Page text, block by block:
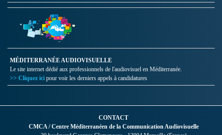
MÉDITERRANÉE AUDIOVISUELLE
Le site internet dédié aux professionnels de l'audiovisuel en Méditerranée.
>> Cliquez ici pour voir les derniers appels à candidatures
CONTACT
CMCA / Centre Méditerranéen de la Communication Audiovisuelle